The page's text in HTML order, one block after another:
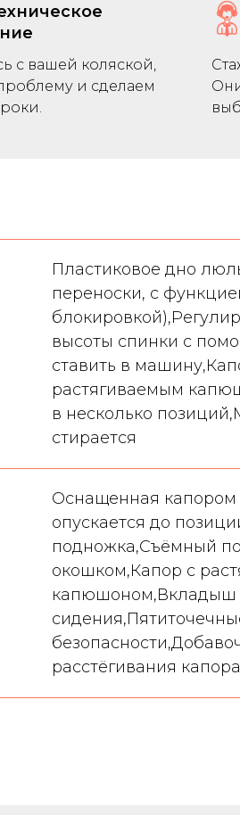
с вашей коляской,
и сделаем
Пластиковое дно
переноски, с
высоты спинки с
ставить в
растягиваемым
в несколько
стирается
Оснащенная капором
опускается до
подножка,Съёмный
окошком,Капор с
капюшоном,Вкладыш
расстёгивания капора